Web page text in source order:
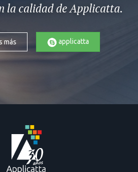
la calidad de Applicatta.
más applicatta